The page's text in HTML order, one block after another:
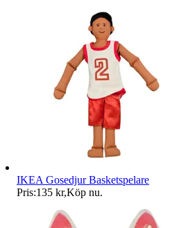
IKEA Gosedjur Basketspelare
Pris:135 kr,Köp nu.